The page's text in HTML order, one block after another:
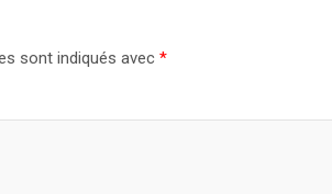
sont indiqués avec *